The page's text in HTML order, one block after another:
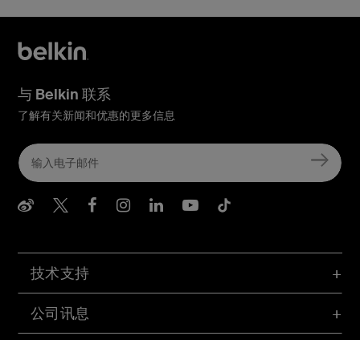
技术支持
公司讯息
与 Belkin 联系
了解有关新闻和优惠的更多信息
Belkin Weibo
Belkin Twitter
Belkin Facebook
Belkin Instagram
Belkin LInkedIn
Belkin Youtube
Belkin